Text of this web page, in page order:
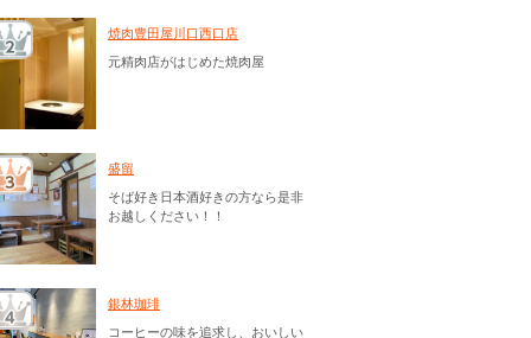
焼肉豊田屋川口西口店
元精肉店がはじめた焼肉屋
盛留
そば好き日本酒好きの方なら是非
お越しください！！
銀林珈琲
コーヒーの味を追求し、おいしい